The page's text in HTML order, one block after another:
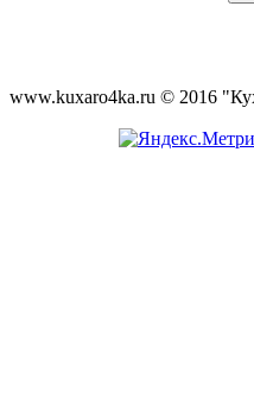
www.kuxaro4ka.ru © 2016